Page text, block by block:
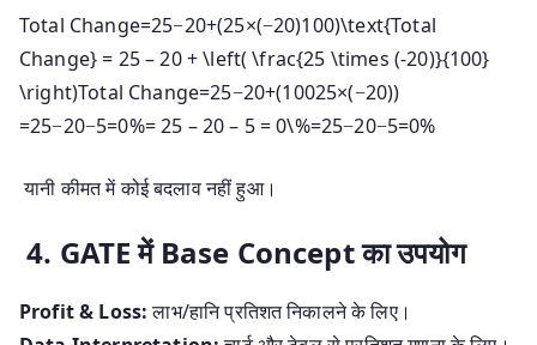
Total Change=25−20+(25×(−20)100)\text{Total
Change} = 25 – 20 + \left( \frac{25 \times (-20)}{100}
\right)Total Change=25−20+(10025×(−20))
=25−20−5=0%= 25 – 20 – 5 = 0\%=25−20−5=0%
यानी कीमत में कोई बदलाव नहीं हुआ।
4. GATE में Base Concept का उपयोग
Profit & Loss:लाभ/हानि प्रतिशत निकालने के लिए।